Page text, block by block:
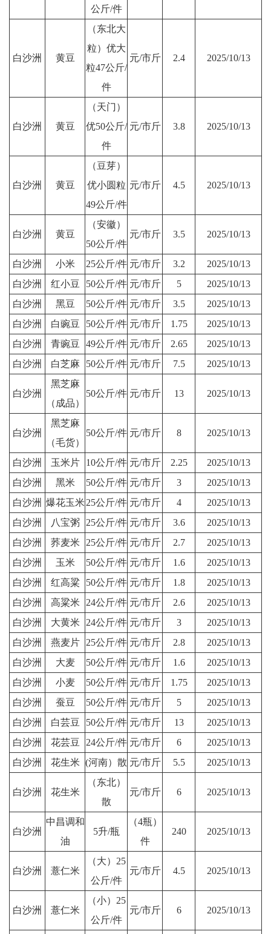
公斤/件
白沙洲 黄豆
（东北大
粒）优大
粒47公斤/
件
元/市斤 2.4 2025/10/13
白沙洲 黄豆
（天门）
优50公斤/
件
元/市斤 3.8 2025/10/13
白沙洲 黄豆
（豆芽）
优小圆粒
49公斤/件
元/市斤 4.5 2025/10/13
白沙洲 黄豆
（安徽）
50公斤/件
元/市斤 3.5 2025/10/13
白沙洲 小米 25公斤/件 元/市斤 3.2
2025/10/13
白沙洲
红小豆 50公斤/件 元/市斤 5
2025/10/13
白沙洲
黑豆 50公斤/件 元/市斤 3.5
2025/10/13
白沙洲
白豌豆 50公斤/件 元/市斤 1.75
2025/10/13
白沙洲
青豌豆 49公斤/件 元/市斤 2.65
2025/10/13
白沙洲
白芝麻 50公斤/件 元/市斤 7.5 2025/10/13
白沙洲
黑芝麻
（成品）
50公斤/件 元/市斤 13 2025/10/13
白沙洲
黑芝麻
（毛货）
50公斤/件 元/市斤 8 2025/10/13
白沙洲 玉米片 10公斤/件 元/市斤 2.25
2025/10/13
白沙洲
黑米 50公斤/件 元/市斤 3
2025/10/13
白沙洲 爆花玉米 25公斤/件 元/市斤 4
2025/10/13
白沙洲
八宝粥 25公斤/件 元/市斤 3.6
2025/10/13
白沙洲
荞麦米 25公斤/件 元/市斤 2.7
2025/10/13
白沙洲
玉米 50公斤/件 元/市斤 1.6
2025/10/13
白沙洲
红高粱 50公斤/件 元/市斤 1.8
2025/10/13
白沙洲
高粱米 24公斤/件 元/市斤 2.6
2025/10/13
白沙洲
大黄米 24公斤/件 元/市斤 3
2025/10/13
白沙洲
燕麦片 25公斤/件 元/市斤 2.8
2025/10/13
白沙洲
大麦 50公斤/件 元/市斤 1.6
2025/10/13
白沙洲
小麦 50公斤/件 元/市斤 1.75
2025/10/13
白沙洲
蚕豆 50公斤/件 元/市斤 5
2025/10/13
白沙洲
白芸豆 50公斤/件 元/市斤 13
2025/10/13
白沙洲
花芸豆 24公斤/件 元/市斤 6
2025/10/13
白沙洲
花生米 (河南）散 元/市斤 5.5 2025/10/13
白沙洲 花生米
（东北）
散
元/市斤 6 2025/10/13
白沙洲
中昌调和
油
5升/瓶
（4瓶）
件
240 2025/10/13
白沙洲 薏仁米
（大）25
公斤/件
元/市斤 4.5 2025/10/13
白沙洲 薏仁米
（小）25
公斤/件
元/市斤 6 2025/10/13